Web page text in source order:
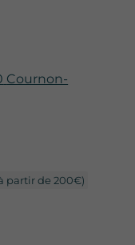
Cournon-
partir de 200€)